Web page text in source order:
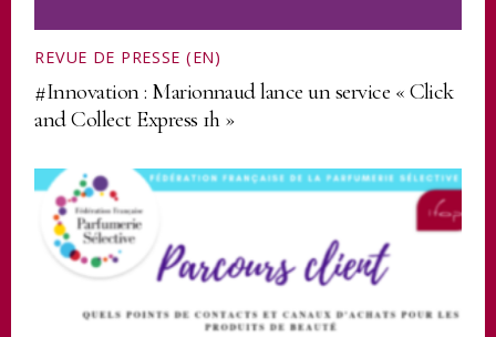
REVUE DE PRESSE (EN)
#Innovation : Marionnaud lance un service « Click
and Collect Express 1h »